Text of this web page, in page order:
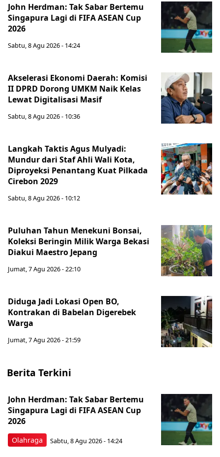
John Herdman: Tak Sabar Bertemu
Singapura Lagi di FIFA ASEAN Cup
2026
Sabtu, 8 Agu 2026 - 14:24
Akselerasi Ekonomi Daerah: Komisi
II DPRD Dorong UMKM Naik Kelas
Lewat Digitalisasi Masif
Sabtu, 8 Agu 2026 - 10:36
Langkah Taktis Agus Mulyadi:
Mundur dari Staf Ahli Wali Kota,
Diproyeksi Penantang Kuat Pilkada
Cirebon 2029
Sabtu, 8 Agu 2026 - 10:12
Puluhan Tahun Menekuni Bonsai,
Koleksi Beringin Milik Warga Bekasi
Diakui Maestro Jepang
Jumat, 7 Agu 2026 - 22:10
Diduga Jadi Lokasi Open BO,
Kontrakan di Babelan Digerebek
Warga
Jumat, 7 Agu 2026 - 21:59
Berita Terkini
Olahraga
John Herdman: Tak Sabar Bertemu
Singapura Lagi di FIFA ASEAN Cup
2026
Sabtu, 8 Agu 2026 - 14:24